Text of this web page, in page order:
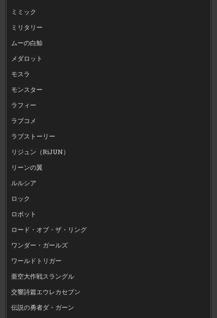
ミミック
ミリタリー
ムーの白鯨
メダロット
モスラ
モンスター
ラフィー
ラブコメ
ラブストーリー
リジュン（RiJUN）
リーンの翼
ルルシア
ロック
ロボット
ロード・オブ・ザ・リング
ワンダー・ガールズ
ワールドトリガー
亜空大作戦スラングル
交響詩篇エウレカセブン
伝説の勇者ダ・ガーン